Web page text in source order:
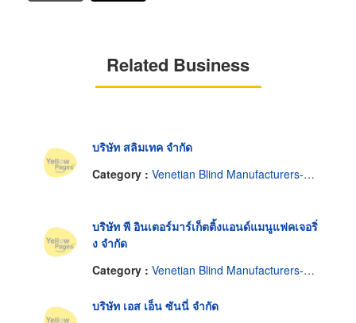
Related Business
บริษัท สลิมเทค จำกัด
Category : Venetian Blind Manufacturers-Wholesale
บริษัท พี อินเตอร์มาร์เก็ตติ้งแอนด์แมนูแฟคเจอริ่
ง จำกัด
Category : Venetian Blind Manufacturers-Wholesale
บริษัท เอส เอ็น ซันนี่ จำกัด